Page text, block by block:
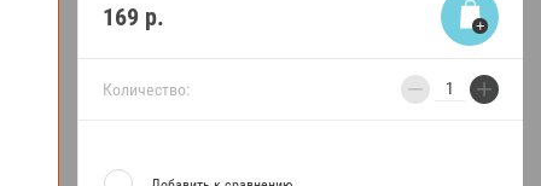
169 р.
Количество: − +